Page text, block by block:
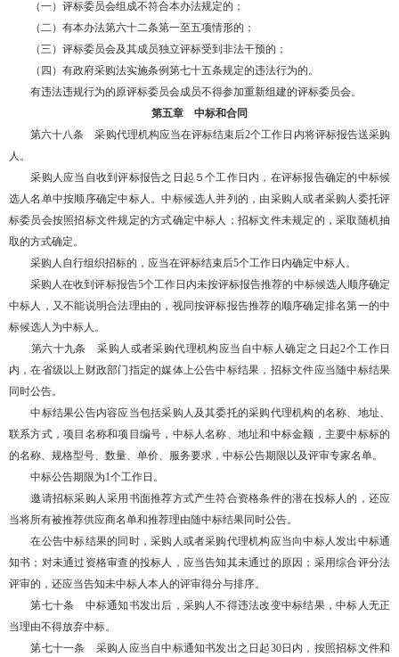
（一）评标委员会组成不符合本办法规定的；
（二）有本办法第六十二条第一至五项情形的；
（三）评标委员会及其成员独立评标受到非法干预的；
（四）有政府采购法实施条例第七十五条规定的违法行为的。
有违法违规行为的原评标委员会成员不得参加重新组建的评标委员会。
第五章 中标和合同
第六十八条 采购代理机构应当在评标结束后2个工作日内将评标报告送采购
人。
采购人应当自收到评标报告之日起５个工作日内，在评标报告确定的中标候
选人名单中按顺序确定中标人。中标候选人并列的，由采购人或者采购人委托评
标委员会按照招标文件规定的方式确定中标人；招标文件未规定的，采取随机抽
取的方式确定。
采购人自行组织招标的，应当在评标结束后5个工作日内确定中标人。
采购人在收到评标报告5个工作日内未按评标报告推荐的中标候选人顺序确定
中标人，又不能说明合法理由的，视同按评标报告推荐的顺序确定排名第一的中
标候选人为中标人。
第六十九条 采购人或者采购代理机构应当自中标人确定之日起2个工作日
内，在省级以上财政部门指定的媒体上公告中标结果，招标文件应当随中标结果
同时公告。
中标结果公告内容应当包括采购人及其委托的采购代理机构的名称、地址、
联系方式，项目名称和项目编号，中标人名称、地址和中标金额，主要中标标的
的名称、规格型号、数量、单价、服务要求，中标公告期限以及评审专家名单。
中标公告期限为1个工作日。
邀请招标采购人采用书面推荐方式产生符合资格条件的潜在投标人的，还应
当将所有被推荐供应商名单和推荐理由随中标结果同时公告。
在公告中标结果的同时，采购人或者采购代理机构应当向中标人发出中标通
知书；对未通过资格审查的投标人，应当告知其未通过的原因；采用综合评分法
评审的，还应当告知未中标人本人的评审得分与排序。
第七十条 中标通知书发出后，采购人不得违法改变中标结果，中标人无正
当理由不得放弃中标。
第七十一条 采购人应当自中标通知书发出之日起30日内，按照招标文件和